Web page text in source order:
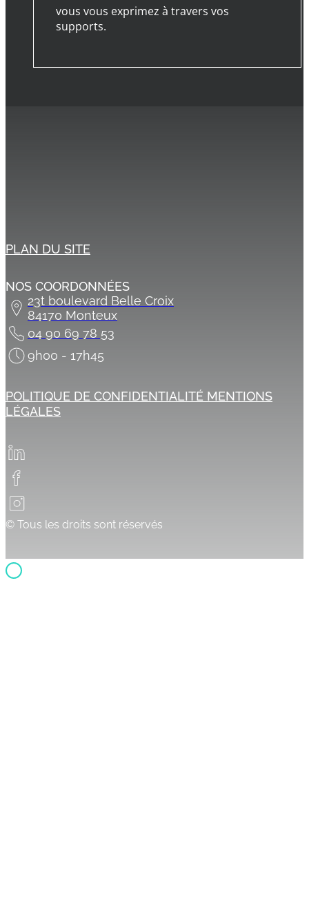
vous vous exprimez à travers vos
supports.
PLAN DU SITE
NOS COORDONNÉES
23t boulevard Belle Croix
84170 Monteux
04 90 69 78 53
9h00 - 17h45
POLITIQUE DE CONFIDENTIALITÉ MENTIONS
LÉGALES
© Tous les droits sont réservés